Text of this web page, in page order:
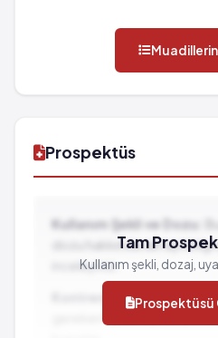
Prospektüs
Kullanım Şekli ve Dozu:
dozu hakkında detaylı
inceleyiniz.
Kontrendikasyonlar:
gereken durumlar ve
Tam
Kullanım şekli, dozaj,
Prospektüsü